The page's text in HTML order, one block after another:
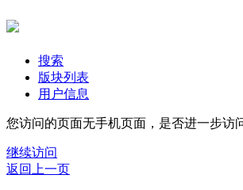
搜索
版块列表
用户信息
您访问的页面无手机页面，是否进一步访
继续访问
返回上一页